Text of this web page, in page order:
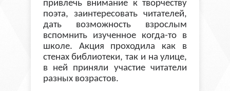
привлечь внимание к творчеству
поэта, заинтересовать читателей,
дать возможность взрослым
вспомнить изученное когда-то в
школе. Акция проходила как в
стенах библиотеки, так и на улице,
в ней приняли участие читатели
разных возрастов.